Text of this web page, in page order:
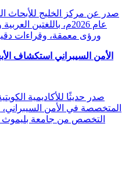
صدر عن مركز الخليج للأبحاث
عام 2026م، باللغتين
ورؤى معمقة، وقراءات
الأمن السيبراني استكشاف
المتخصصة في الأمن السيبراني،
التخصص من جامعة بليموث